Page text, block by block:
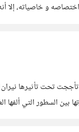
مهامنا كل حسب
تحت تأثيرها
السطور التي